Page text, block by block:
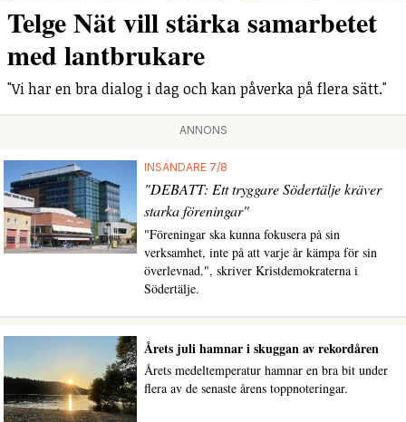
Telge Nät vill stärka samarbetet
med lantbrukare
"Vi har en bra dialog i dag och kan påverka på flera sätt."
ANNONS
INSÄNDARE 7/8
"DEBATT: Ett tryggare Södertälje kräver
starka föreningar"
"Föreningar ska kunna fokusera på sin
verksamhet, inte på att varje år kämpa för sin
överlevnad.", skriver Kristdemokraterna i
Södertälje.
Årets juli hamnar i skuggan av rekordåren
Årets medeltemperatur hamnar en bra bit under
flera av de senaste årens toppnoteringar.